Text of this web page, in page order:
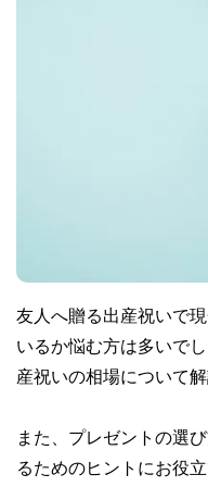
友人へ贈る出産祝いで
いるか悩む方は多いで
産祝いの相場について解
また、プレゼントの選
るためのヒントにお役立